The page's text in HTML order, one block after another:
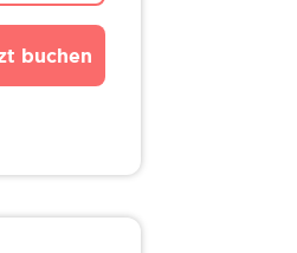
buchen